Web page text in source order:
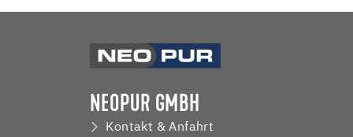
NEOPUR GMBH
Kontakt & Anfahrt